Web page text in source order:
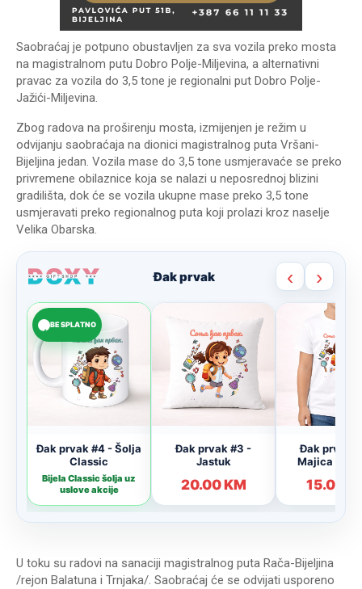
Saobraćaj je potpuno obustavljen za sva vozila preko mosta
na magistralnom putu Dobro Polje-Miljevina, a alternativni
pravac za vozila do 3,5 tone je regionalni put Dobro Polje-
Jažići-Miljevina.
Zbog radova na proširenju mosta, izmijenjen je režim u
odvijanju saobraćaja na dionici magistralnog puta Vršani-
Bijeljina jedan. Vozila mase do 3,5 tone usmjeravaće se preko
privremene obilaznice koja se nalazi u neposrednoj blizini
gradilišta, dok će se vozila ukupne mase preko 3,5 tone
usmjeravati preko regionalnog puta koji prolazi kroz naselje
Velika Obarska.
U toku su radovi na sanaciji magistralnog puta Rača-Bijeljina
/rejon Balatuna i Trnjaka/. Saobraćaj će se odvijati usporeno